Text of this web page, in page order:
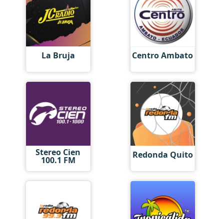
La Bruja Centro Ambato
Stereo Cien
100.1 FM Redonda Quito